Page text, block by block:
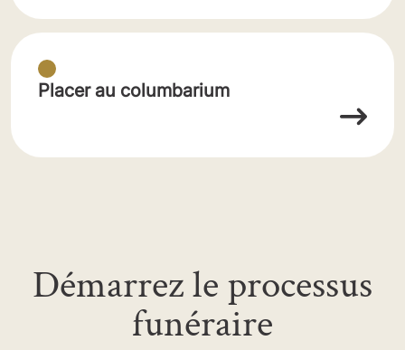
Placer au columbarium
Démarrez le processus
funéraire